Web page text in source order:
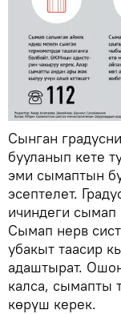
Сынган
бууланып кете
эми сымаптын
эсептелет.
ичиндеги сымап
Сымап нерв
убакыт таасир
адаштырат.
калса, сымапты
көрүш керек.